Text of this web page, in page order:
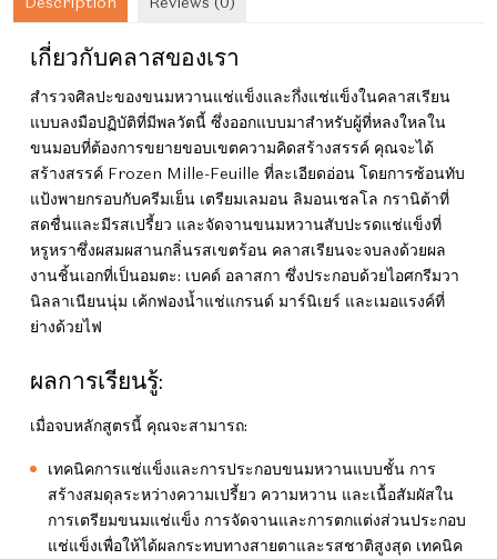
เกี่ยวกับคลาสของเรา
สำรวจศิลปะของขนมหวานแช่แข็งและกึ่งแช่แข็งในคลาสเรียน
แบบลงมือปฏิบัติที่มีพลวัตนี้ ซึ่งออกแบบมาสำหรับผู้ที่หลงใหลใน
ขนมอบที่ต้องการขยายขอบเขตความคิดสร้างสรรค์ คุณจะได้
สร้างสรรค์ Frozen Mille-Feuille ที่ละเอียดอ่อน โดยการซ้อนทับ
แป้งพายกรอบกับครีมเย็น เตรียมเลมอน ลิมอนเชลโล กรานิต้าที่
สดชื่นและมีรสเปรี้ยว และจัดจานขนมหวานสับปะรดแช่แข็งที่
หรูหราซึ่งผสมผสานกลิ่นรสเขตร้อน คลาสเรียนจะจบลงด้วยผล
งานชิ้นเอกที่เป็นอมตะ: เบคด์ อลาสกา ซึ่งประกอบด้วยไอศกรีมวา
นิลลาเนียนนุ่ม เค้กฟองน้ำแช่แกรนด์ มาร์นิเยร์ และเมอแรงค์ที่
ย่างด้วยไฟ
ผลการเรียนรู้:
เมื่อจบหลักสูตรนี้ คุณจะสามารถ:
เทคนิคการแช่แข็งและการประกอบขนมหวานแบบชั้น การ
สร้างสมดุลระหว่างความเปรี้ยว ความหวาน และเนื้อสัมผัสใน
การเตรียมขนมแช่แข็ง การจัดจานและการตกแต่งส่วนประกอบ
แช่แข็งเพื่อให้ได้ผลกระทบทางสายตาและรสชาติสูงสุด เทคนิค